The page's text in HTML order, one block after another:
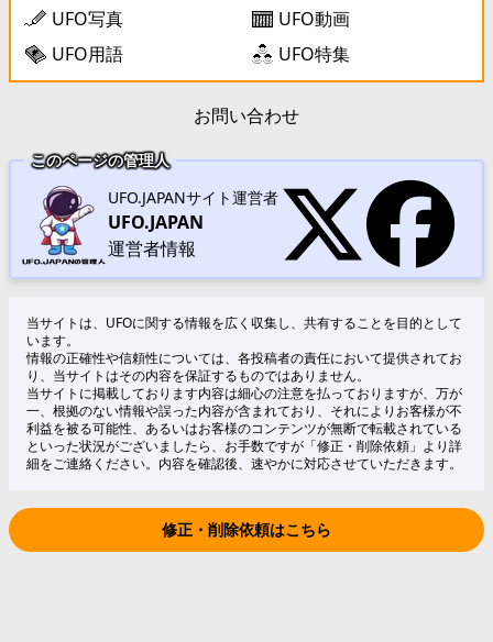
UFO写真
UFO動画
UFO用語
UFO特集
お問い合わせ
このページの管理人
UFO.JAPANサイト運営者
UFO.JAPAN
運営者情報
当サイトは、UFOに関する情報を広く収集し、共有することを目的として
います。
情報の正確性や信頼性については、各投稿者の責任において提供されてお
り、当サイトはその内容を保証するものではありません。
当サイトに掲載しております内容は細心の注意を払っておりますが、万が
一、根拠のない情報や誤った内容が含まれており、それによりお客様が不
利益を被る可能性、あるいはお客様のコンテンツが無断で転載されている
といった状況がございましたら、お手数ですが「修正・削除依頼」より詳
細をご連絡ください。内容を確認後、速やかに対応させていただきます。
修正・削除依頼はこちら